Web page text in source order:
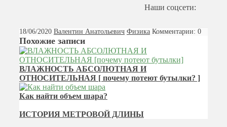
Наши соцсети:
18/06/2020 Валентин Анатольевич Физика Комментарии: 0
Похожие записи
ВЛАЖНОСТЬ АБСОЛЮТНАЯ И
ОТНОСИТЕЛЬНАЯ [ почему потеют бутылки? ]
Как найти объем шара?
ИСТОРИЯ МЕТРОВОЙ ДЛИНЫ